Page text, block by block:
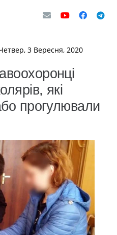
3 Вересня, 2020
які
прогулювали